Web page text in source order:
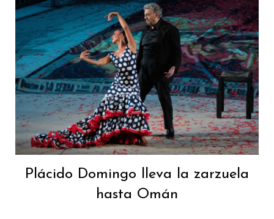
Plácido Domingo lleva la zarzuela
hasta Omán